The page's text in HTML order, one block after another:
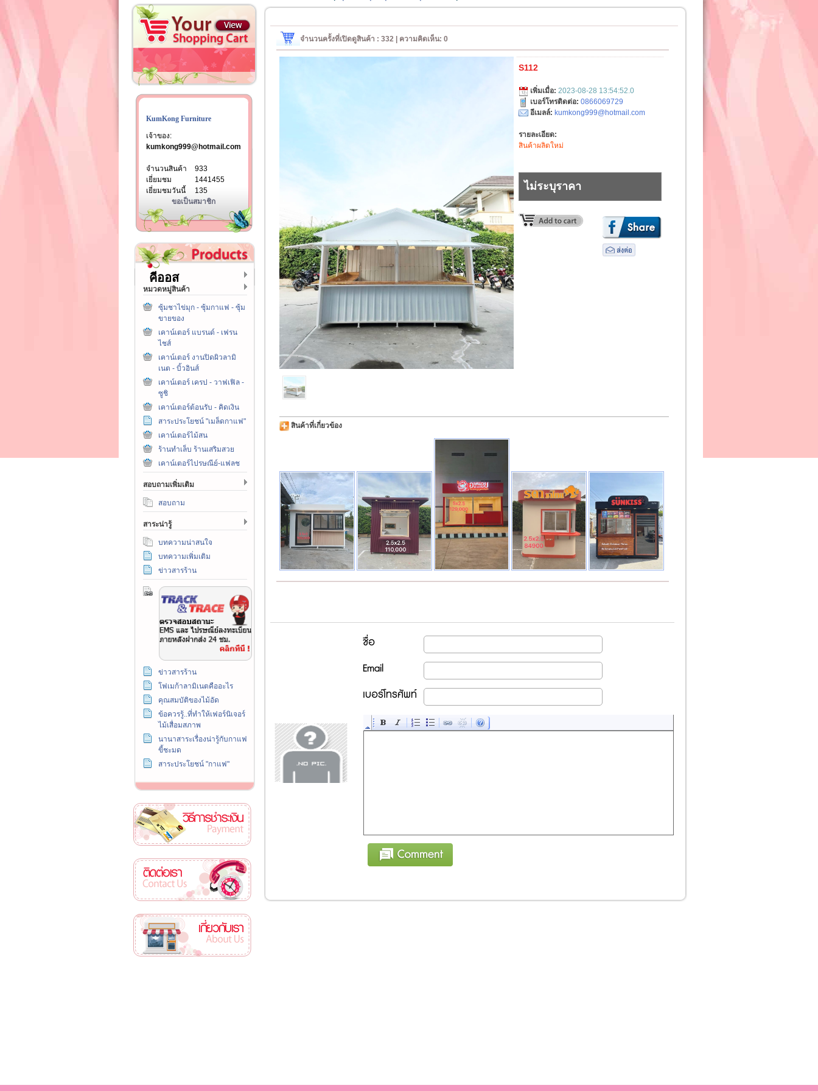
KumKong Furniture
เจ้าของ:
kumkong999@hotmail.com
จำนวนสินค้า
933
เยี่ยมชม
1441455
เยี่ยมชมวันนี้
135
ขอเป็นสมาชิก
คีออส
หมวดหมู่สินค้า
ซุ้มชาไข่มุก - ซุ้มกาแฟ - ซุ้ม
ขายของ
เคาน์เตอร์ แบรนด์ - เฟรน
ไชส์
เคาน์เตอร์ งานปิดผิวลามิ
เนต - บิ้วอินส์
เคาน์เตอร์ เครป - วาฟเฟิล -
ซูชิ
เคาน์เตอร์ต้อนรับ - คิดเงิน
สาระประโยชน์ "เมล็ดกาแฟ"
เคาน์เตอร์ไม้สน
ร้านทำเล็บ ร้านเสริมสวย
เคาน์เตอร์ไปรษณีย์-แฟลช
สอบถามเพิ่มเติม
สอบถาม
สาระน่ารู้
บทความน่าสนใจ
บทความเพิ่มเติม
ข่าวสารร้าน
ข่าวสารร้าน
โฟเมก้าลามิเนตคืออะไร
คุณสมบัติของไม้อัด
ข้อควรรู้..ที่ทำให้เฟอร์นิเจอร์
ไม้เสื่อมสภาพ
นานาสาระเรื่องน่ารู้กับกาแฟ
ขี้ชะมด
สาระประโยชน์ "กาแฟ"
จำนวนครั้งที่เปิดดูสินค้า : 332 | ความคิดเห็น: 0
S112
เพิ่มเมื่อ: 2023-08-28 13:54:52.0
เบอร์โทรติดต่อ: 0866069729
อีเมลล์: kumkong999@hotmail.com
รายละเอียด:
สินค้าผลิตใหม่
ไม่ระบุราคา
สินค้าที่เกี่ยวข้อง
ชื่อ
Email
เบอร์โทรศัพท์